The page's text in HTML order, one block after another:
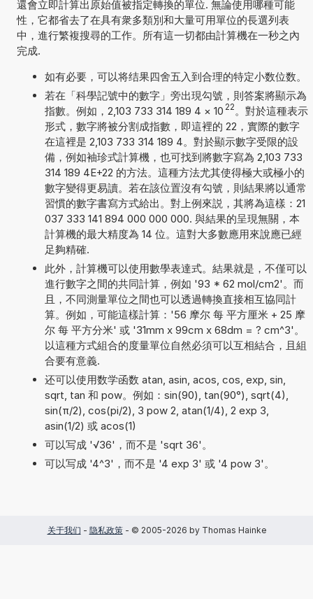
還會立即計算出原始值被指定轉換的單位. 無論使用哪種可能
性，它都省去了在具有衆多類別和大量可用單位的長選列表
中，進行繁複搜尋的工作。所有這一切都由計算機在一秒之內
完成.
如有必要，可以将结果四舍五入到合理的特定小数位数。
若在「科學記號中的數字」旁出現勾號，則答案將顯示為
指數。例如，2,103 733 314 189 4 × 10 22 。對於這種表示
形式，數字將被分割成指數，即這裡的 22，實際的數字
在這裡是 2,103 733 314 189 4。對於顯示數字受限的設
備，例如袖珍式計算機，也可找到將數字寫為 2,103 733
314 189 4E+22 的方法。這種方法尤其使得極大或極小的
數字變得更易讀。若在該位置沒有勾號，則結果將以通常
習慣的數字書寫方式給出。對上例來説，其將為這樣：21
037 333 141 894 000 000 000. 與結果的呈現無關，本
計算機的最大精度為 14 位。這對大多數應用來說應已經
足夠精確.
此外，計算機可以使用數學表達式。結果就是，不僅可以
進行數字之間的共同計算，例如 '93 * 62 mol/cm2'。而
且，不同測量單位之間也可以透過轉換直接相互協同計
算。例如，可能這樣計算：'56 摩尔 每 平方厘米 + 25 摩
尔 每 平方分米' 或 '31mm x 99cm x 68dm = ? cm^3'。
以這種方式組合的度量單位自然必須可以互相結合，且組
合要有意義.
还可以使用数学函数 atan, asin, acos, cos, exp, sin,
sqrt, tan 和 pow。例如：sin(90), tan(90°), sqrt(4),
sin(π/2), cos(pi/2), 3 pow 2, atan(1/4), 2 exp 3,
asin(1/2) 或 acos(1)
可以写成 '√36'，而不是 'sqrt 36'。
可以写成 '4^3'，而不是 '4 exp 3' 或 '4 pow 3'。
关于我们 - 隐私政策- © 2005-2026 by Thomas Hainke